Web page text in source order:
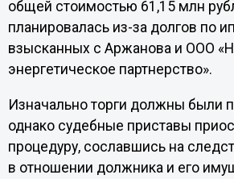
общей стоимостью 61,15 млн
планировалась из-за долгов по
взысканных с Аржанова и ООО
энергетическое партнерство».
Изначально торги должны были
однако судебные приставы
процедуру, сославшись на
в отношении должника и его